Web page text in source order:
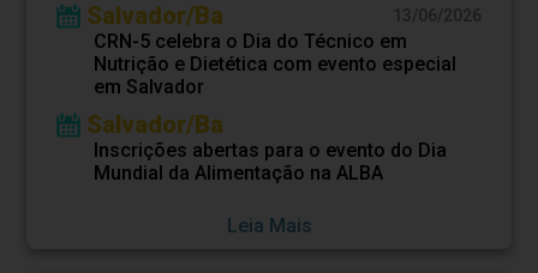
Salvador/Ba 13/06/2026
CRN-5 celebra o Dia do Técnico em
Nutrição e Dietética com evento especial
em Salvador
Salvador/Ba
Inscrições abertas para o evento do Dia
Mundial da Alimentação na ALBA
Leia Mais